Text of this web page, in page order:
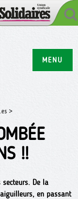
MENU
>
!!
De la
en passant